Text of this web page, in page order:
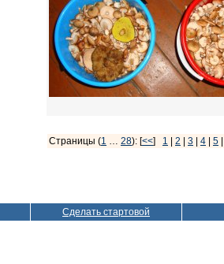
Страницы (1 28): [<<] 1 | 2 | 3 | 4 | 5
Сделать стартовой